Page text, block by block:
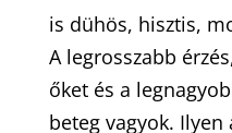
is dühös, hisztis,
A legrosszabb
őket és a
beteg vagyok.